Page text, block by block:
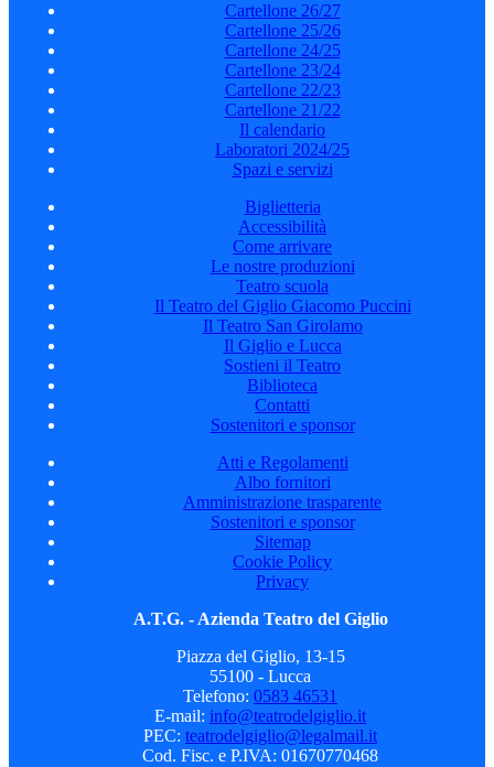
Cartellone 26/27
Cartellone 25/26
Cartellone 24/25
Cartellone 23/24
Cartellone 22/23
Cartellone 21/22
Il calendario
Laboratori 2024/25
Spazi e servizi
Biglietteria
Accessibilità
Come arrivare
Le nostre produzioni
Teatro scuola
Il Teatro del Giglio Giacomo Puccini
Il Teatro San Girolamo
Il Giglio e Lucca
Sostieni il Teatro
Biblioteca
Contatti
Sostenitori e sponsor
Atti e Regolamenti
Albo fornitori
Amministrazione trasparente
Sostenitori e sponsor
Sitemap
Cookie Policy
Privacy
A.T.G. - Azienda Teatro del Giglio
Piazza del Giglio, 13-15
55100 - Lucca
Telefono: 0583 46531
E-mail: info@teatrodelgiglio.it
PEC: teatrodelgiglio@legalmail.it
Cod. Fisc. e P.IVA: 01670770468